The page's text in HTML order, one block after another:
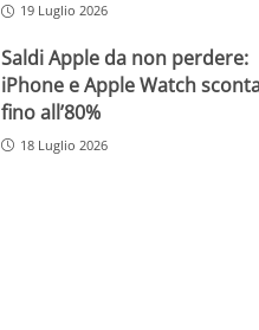
19 Luglio 2026
Saldi Apple da non perdere:
iPhone e Apple Watch
fino all’80%
18 Luglio 2026